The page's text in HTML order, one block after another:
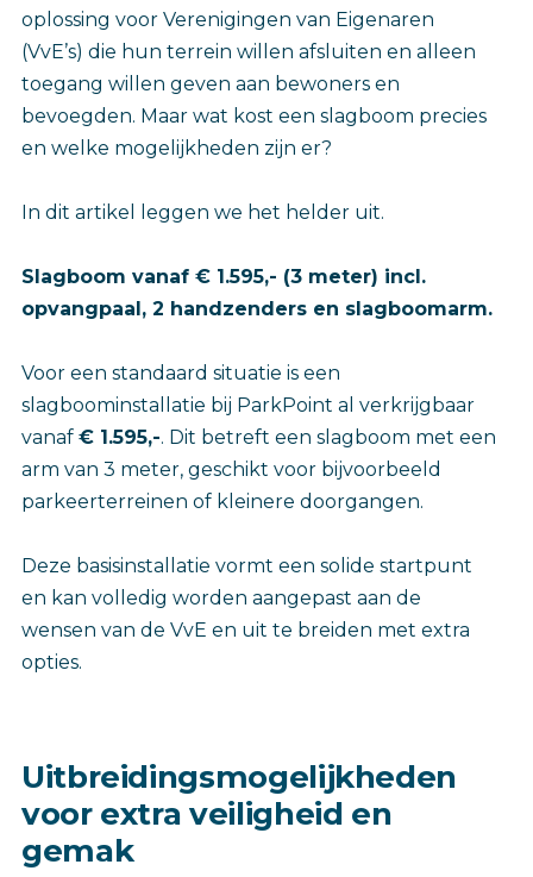
oplossing voor Verenigingen van Eigenaren
(VvE’s) die hun terrein willen afsluiten en alleen
toegang willen geven aan bewoners en
bevoegden. Maar wat kost een slagboom precies
en welke mogelijkheden zijn er?
In dit artikel leggen we het helder uit.
Slagboom vanaf € 1.595,- (3 meter) incl.
opvangpaal, 2 handzenders en slagboomarm.
Voor een standaard situatie is een
slagboominstallatie bij ParkPoint al verkrijgbaar
vanaf € 1.595,-. Dit betreft een slagboom met een
arm van 3 meter, geschikt voor bijvoorbeeld
parkeerterreinen of kleinere doorgangen.
Deze basisinstallatie vormt een solide startpunt
en kan volledig worden aangepast aan de
wensen van de VvE en uit te breiden met extra
opties.
Uitbreidingsmogelijkheden
voor extra veiligheid en
gemak